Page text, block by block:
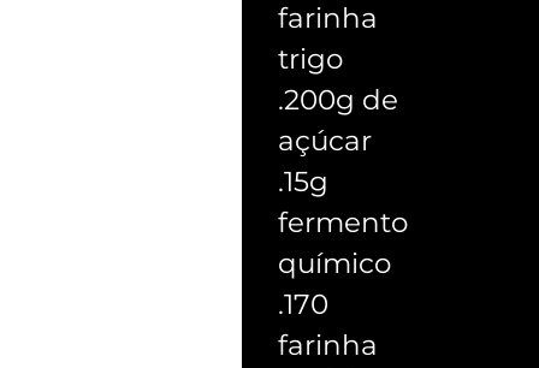
farinha
trigo
.200g de
açúcar
.15g
fermento
químico
.170
farinha